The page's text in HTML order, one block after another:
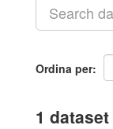
Ordina per
1